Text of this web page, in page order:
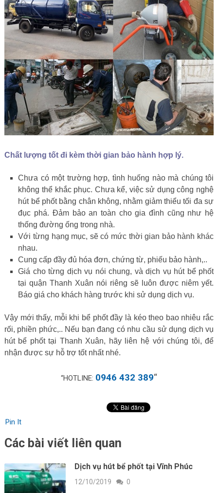
Chất lượng tốt đi kèm thời gian bảo hành hợp lý.
Chưa có một trường hợp, tình huống nào mà chúng tôi
không thể khắc phục. Chưa kể, việc sử dụng công nghệ
hút bể phốt bằng chân không, nhằm giảm thiểu tối đa sự
đục phá. Đảm bảo an toàn cho gia đình cũng như hệ
thống đường ống trong nhà.
Với từng hạng mục, sẽ có mức thời gian bảo hành khác
nhau.
Cung cấp đầy đủ hóa đơn, chứng từ, phiếu bảo hành,..
Giá cho từng dịch vụ nói chung, và dịch vụ hút bể phốt
tại quận Thanh Xuân nói riêng sẽ luôn được niêm yết.
Báo giá cho khách hàng trước khi sử dụng dịch vụ.
Vậy mới thấy, mỗi khi bể phốt đầy là kéo theo bao nhiêu rắc
rối, phiền phức,.. Nếu bạn đang có nhu cầu sử dụng dịch vụ
hút bể phốt tại Thanh Xuân, hãy liên hệ với chúng tôi, để
nhận được sự hỗ trợ tốt nhất nhé.
“HOTLINE: 0946 432 389“
Pin It
Các bài viết liên quan
Dịch vụ hút bể phốt tại Vĩnh Phúc
12/10/2019 0